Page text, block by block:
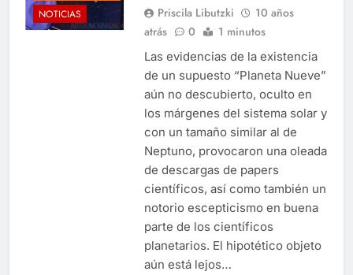
NOTICIAS
Priscila Libutzki
10 años
atrás
0 1 minutos
Las evidencias de la existencia
de un supuesto “Planeta Nueve”
aún no descubierto, oculto en
los márgenes del sistema solar y
con un tamaño similar al de
Neptuno, provocaron una oleada
de descargas de papers
científicos, así como también un
notorio escepticismo en buena
parte de los científicos
planetarios. El hipotético objeto
aún está lejos…